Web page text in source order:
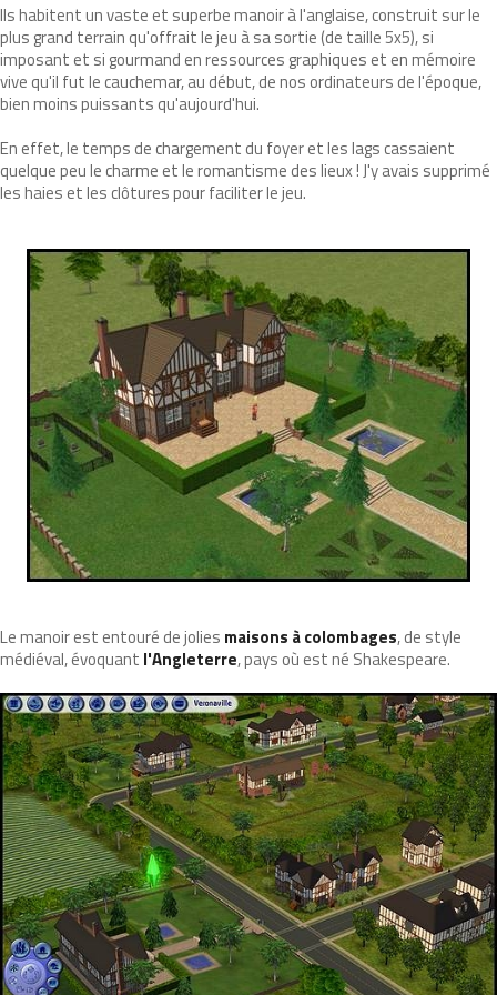
Ils habitent un vaste et superbe manoir à l'anglaise, construit sur le
plus grand terrain qu'offrait le jeu à sa sortie (de taille 5x5), si
imposant et si gourmand en ressources graphiques et en mémoire
vive qu'il fut le cauchemar, au début, de nos ordinateurs de l'époque,
bien moins puissants qu'aujourd'hui.
En effet, le temps de chargement du foyer et les lags cassaient
quelque peu le charme et le romantisme des lieux ! J'y avais supprimé
les haies et les clôtures pour faciliter le jeu.
Le manoir est entouré de jolies maisons à colombages, de style
médiéval, évoquant l'Angleterre, pays où est né Shakespeare.